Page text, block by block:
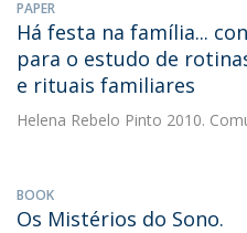
PAPER
Há festa na família...
para o estudo de
e rituais familiares
Helena Rebelo Pinto 2010.
BOOK
Os Mistérios do Sono.